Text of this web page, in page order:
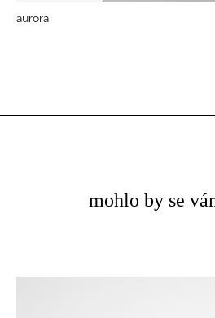
aurora
mohlo by se